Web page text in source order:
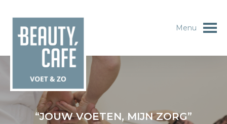
Menu
“JOUW VOETEN, MIJN ZORG”